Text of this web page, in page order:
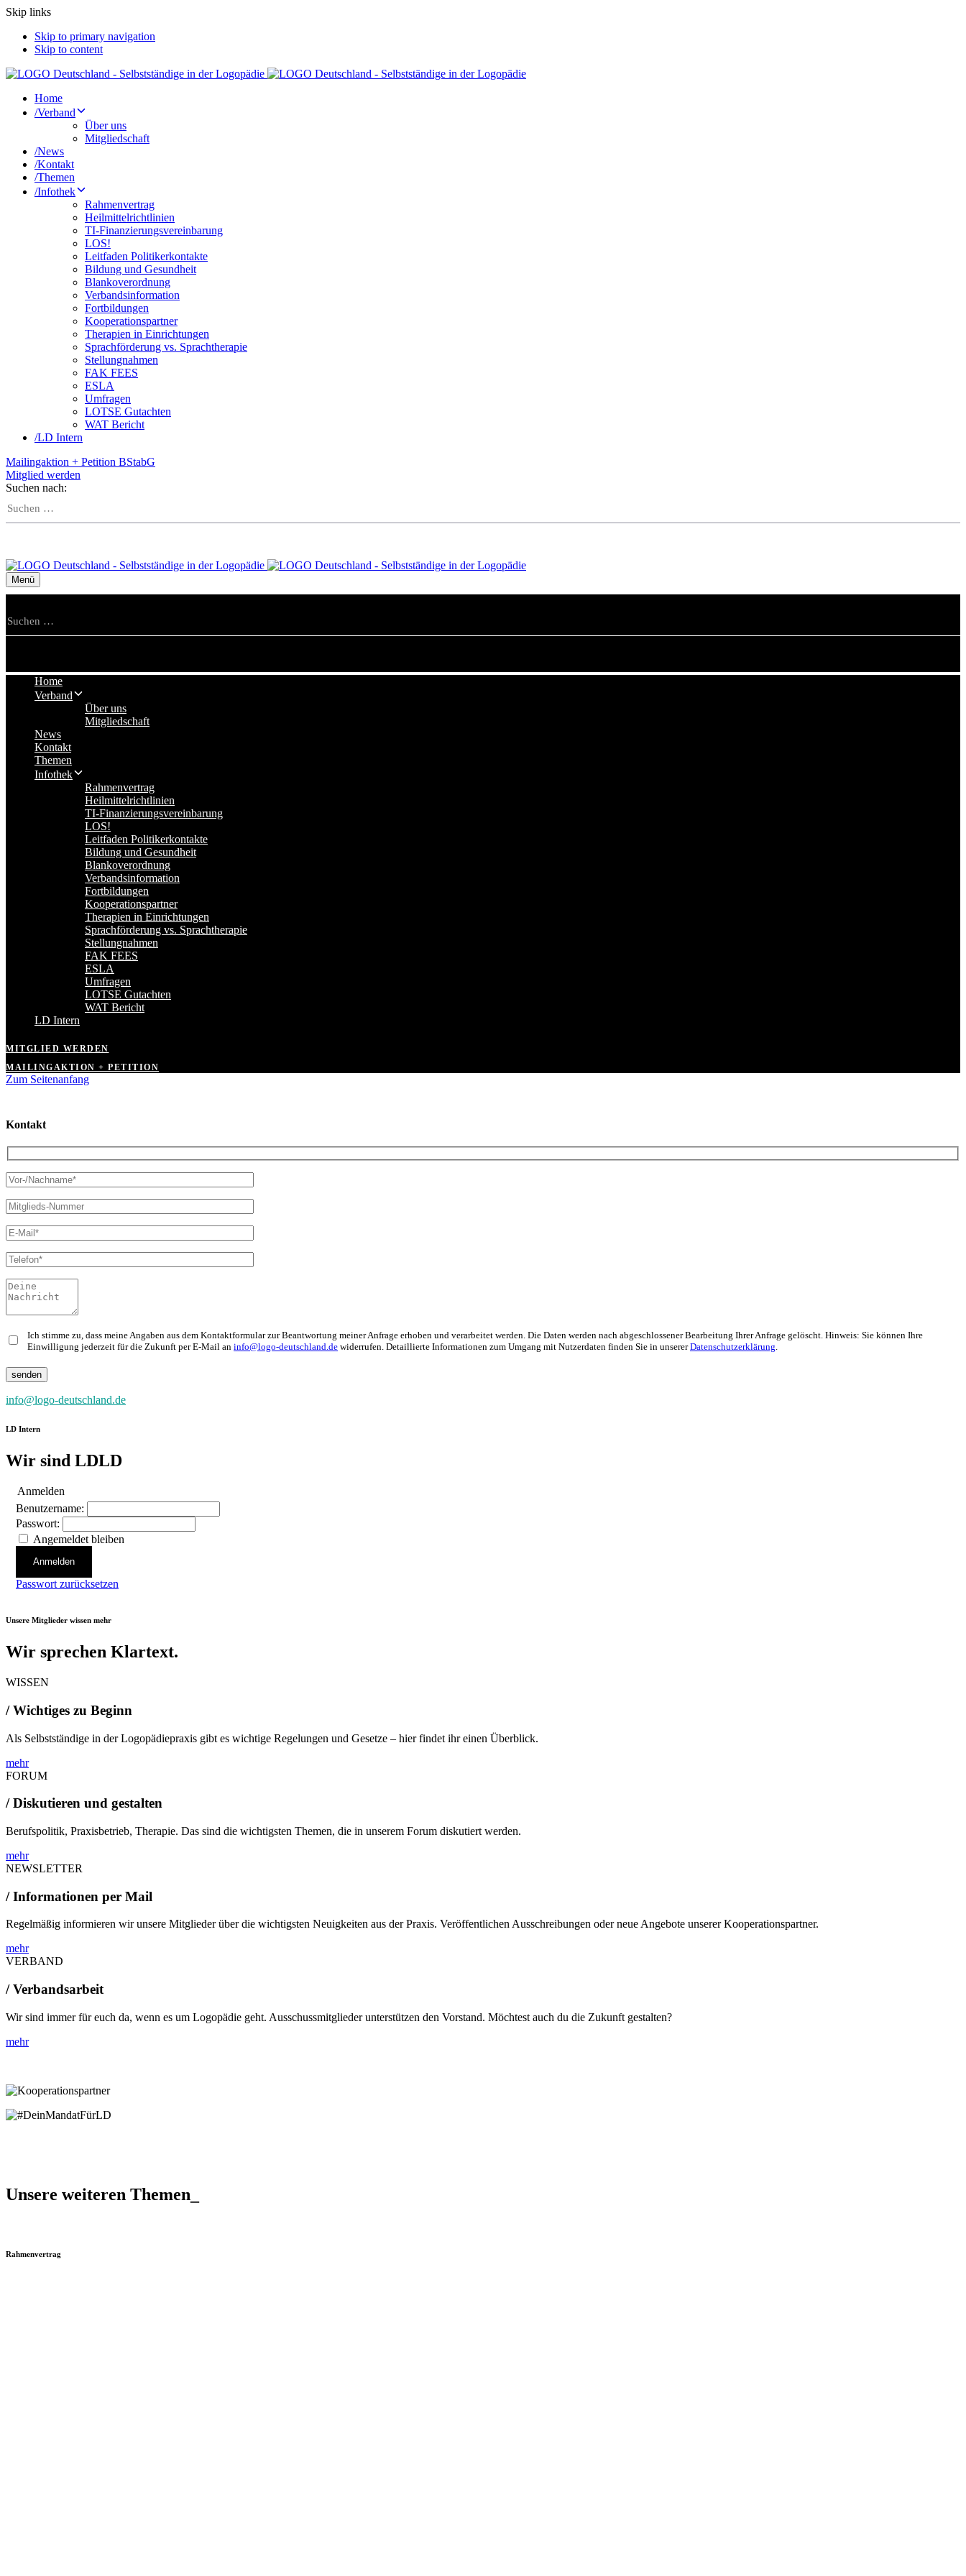
Skip links
Skip to primary navigation
Skip to content
Home
/Verband
Über uns
Mitgliedschaft
/News
/Kontakt
/Themen
/Infothek
Rahmenvertrag
Heilmittelrichtlinien
TI-Finanzierungsvereinbarung
LOS!
Leitfaden Politikerkontakte
Bildung und Gesundheit
Blankoverordnung
Verbandsinformation
Fortbildungen
Kooperationspartner
Therapien in Einrichtungen
Sprachförderung vs. Sprachtherapie
Stellungnahmen
FAK FEES
ESLA
Umfragen
LOTSE Gutachten
WAT Bericht
/LD Intern
Mailingaktion + Petition BStabG
Mitglied werden
Suchen nach:
Menü
Home
Verband
Über uns
Mitgliedschaft
News
Kontakt
Themen
Infothek
Rahmenvertrag
Heilmittelrichtlinien
TI-Finanzierungsvereinbarung
LOS!
Leitfaden Politikerkontakte
Bildung und Gesundheit
Blankoverordnung
Verbandsinformation
Fortbildungen
Kooperationspartner
Therapien in Einrichtungen
Sprachförderung vs. Sprachtherapie
Stellungnahmen
FAK FEES
ESLA
Umfragen
LOTSE Gutachten
WAT Bericht
LD Intern
MITGLIED WERDEN
MAILINGAKTION + PETITION
Zum Seitenanfang
Kontakt
Ich stimme zu, dass meine Angaben aus dem Kontaktformular zur Beantwortung meiner Anfrage erhoben und verarbeitet werden. Die Daten werden nach abgeschlossener Bearbeitung Ihrer Anfrage gelöscht. Hinweis: Sie können Ihre
Einwilligung jederzeit für die Zukunft per E-Mail an info@logo-deutschland.de widerrufen. Detaillierte Informationen zum Umgang mit Nutzerdaten finden Sie in unsererDatenschutzerklärung
info@logo-deutschland.de
LD Intern
Wir sind LDLD
Anmelden
Benutzername:
Passwort:
Angemeldet bleiben
Anmelden
Passwort zurücksetzen
Unsere Mitglieder wissen mehr
Wir sprechen Klartext.
WISSEN
/ Wichtiges zu Beginn
Als Selbstständige in der Logopädiepraxis gibt es wichtige Regelungen und Gesetze – hier findet ihr einen Überblick.
mehr
FORUM
/ Diskutieren und gestalten
Berufspolitik, Praxisbetrieb, Therapie. Das sind die wichtigsten Themen, die in unserem Forum diskutiert werden.
mehr
NEWSLETTER
/ Informationen per Mail
Regelmäßig informieren wir unsere Mitglieder über die wichtigsten Neuigkeiten aus der Praxis. Veröffentlichen Ausschreibungen oder neue Angebote unserer Kooperationspartner.
mehr
VERBAND
/ Verbandsarbeit
Wir sind immer für euch da, wenn es um Logopädie geht. Ausschussmitglieder unterstützen den Vorstand. Möchtest auch du die Zukunft gestalten?
mehr
Unsere weiteren Themen_
Rahmenvertrag